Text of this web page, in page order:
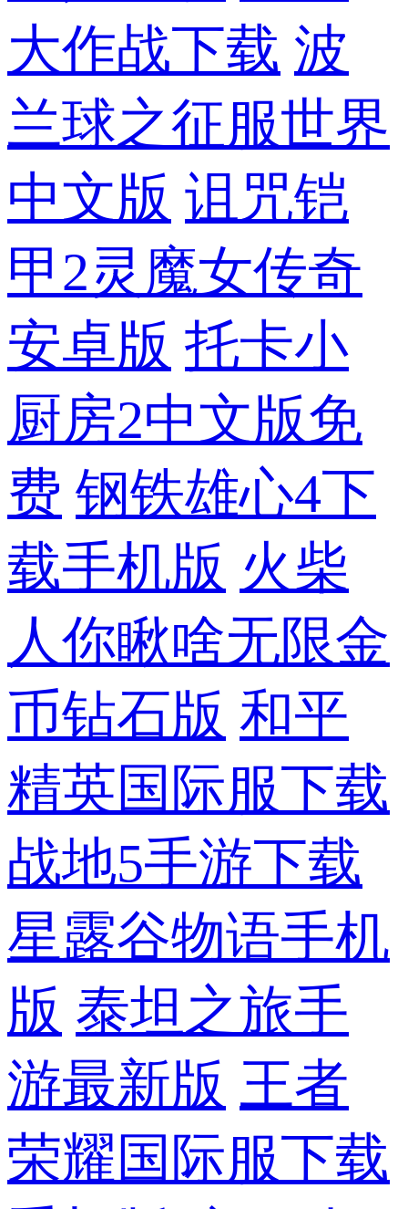
大作战下载 波
兰球之征服世界
中文版 诅咒铠
甲2灵魔女传奇
安卓版 托卡小
厨房2中文版免
费 钢铁雄心4下
载手机版 火柴
人你瞅啥无限金
币钻石版 和平
精英国际服下载
战地5手游下载
星露谷物语手机
版 泰坦之旅手
游最新版 王者
荣耀国际服下载